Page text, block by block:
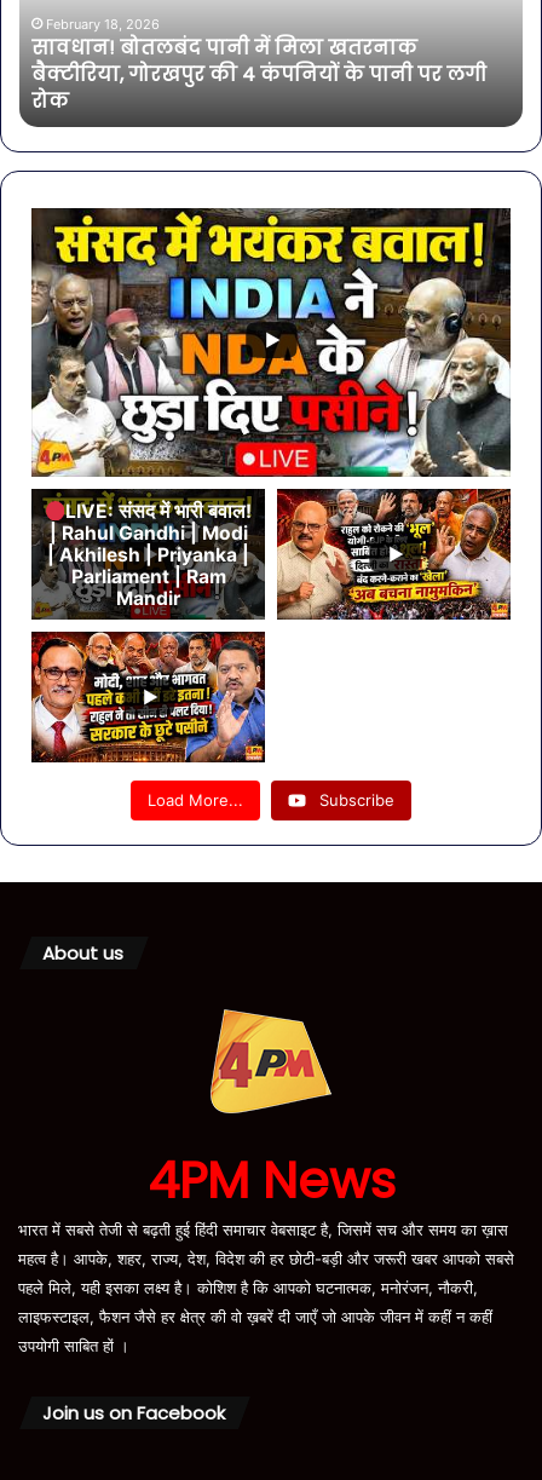
बैक्टीरिया,
गोरखपुर
कंपनियों
के
पानी
February 18, 2026
सावधान! बोतलबंद पानी में मिला खतरनाक
बैक्टीरिया, गोरखपुर की 4 कंपनियों के पानी पर लगी
रोक
LIVE: संसद में भारी बवाल!
| Rahul Gandhi | Modi
| Akhilesh | Priyanka |
Parliament | Ram
Mandir
Load More... Subscribe
About us
4PM News
भारत में सबसे तेजी से बढ़ती हुई हिंदी समाचार वेबसाइट है, जिसमें सच और समय का ख़ास
महत्व है। आपके, शहर, राज्य, देश, विदेश की हर छोटी-बड़ी और जरूरी खबर आपको सबसे
पहले मिले, यही इसका लक्ष्य है। कोशिश है कि आपको घटनात्मक, मनोरंजन, नौकरी,
लाइफस्टाइल, फैशन जैसे हर क्षेत्र की वो ख़बरें दी जाएँ जो आपके जीवन में कहीं न कहीं
उपयोगी साबित हों ।
Join us on Facebook